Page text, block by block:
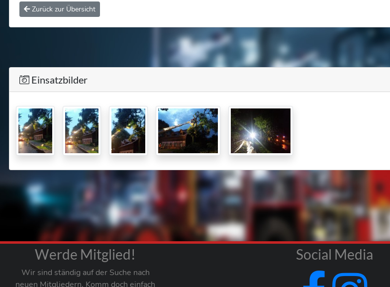
Zurück zur Übersicht
Einsatzbilder
Werde Mitglied!
Wir sind ständig auf der Suche nach
neuen Mitgliedern. Komm doch einfach
Social Media